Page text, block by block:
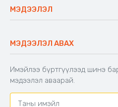
Блог
Сүүдрэвч
Аяны ширээ
Аяны түшлэгтэй сандал
МЭДЭЭЛЭЛ
Буцаалтын журам
Захиалга шалгах
Хамтран ажиллах
Холбоо барих
МЭДЭЭЛЭЛ АВАХ
Имэйлээ бүртгүүлээд шинэ
мэдээлэл аваарай.